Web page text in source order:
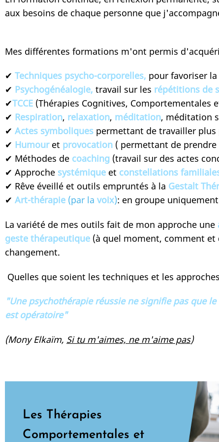
aux besoins de chaque personne que
Mes différentes formations m'ont permis
✔ Techniques psycho-corporelles, pour favoriser
✔ Psychogénéalogie, travail sur les répétitions de
✔TCCE (Thérapies Cognitives, Comportementales
✔ Respiration, relaxation, méditation,
✔ Actes symboliques permettant de travailler
✔ Humouret provocation ( permettant de
✔ Méthodes de coaching (travail sur des actes
✔ Approche systémique et constellations
✔ Rêve éveillé et outils empruntés à la Gestalt
✔ Art-thérapie (par la voix): en groupe uniquement
La variété de mes outils fait de mon approche une
geste thérapeutique (à quel moment, comment
changement.
Quelles que soient les techniques et les
"Une psychothérapie réussie ne signifie pas que
est opératoire"
(Mony Elkaïm, Si tu m'aimes, ne m'aime pas)
Les Thérapies
Comportementales et